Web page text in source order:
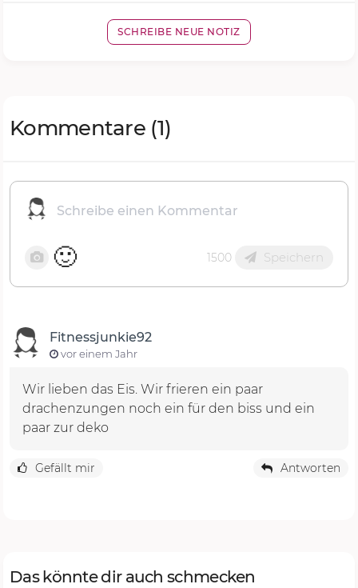
SCHREIBE NEUE NOTIZ
Kommentare (1)
🙂 1500 Speichern
Fitnessjunkie92
vor einem Jahr
Wir lieben das Eis. Wir frieren ein paar
drachenzungen noch ein für den biss und ein
paar zur deko
Gefällt mir Antworten
Das könnte dir auch schmecken